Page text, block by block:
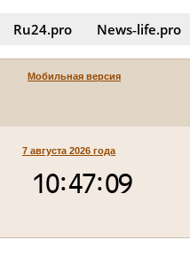
Ru24.pro News‑life.pro
Мобильная версия
7 августа 2026 года